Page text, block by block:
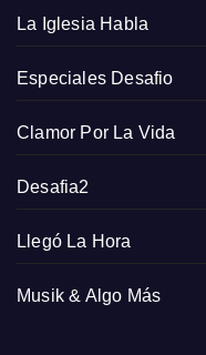
La Iglesia Habla
Especiales Desafio
Clamor Por La Vida
Desafia2
Llegó La Hora
Musik & Algo Más